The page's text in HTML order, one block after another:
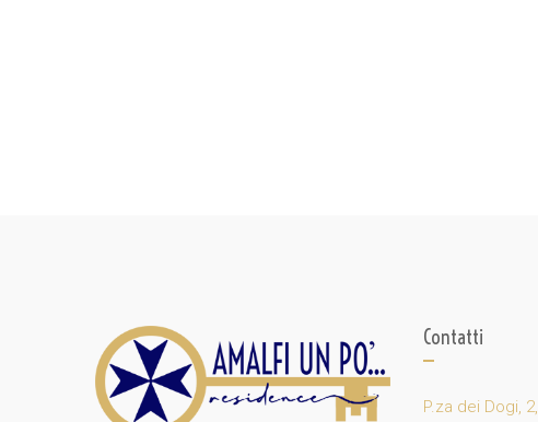
Contatti
P.za dei Dogi, 2,